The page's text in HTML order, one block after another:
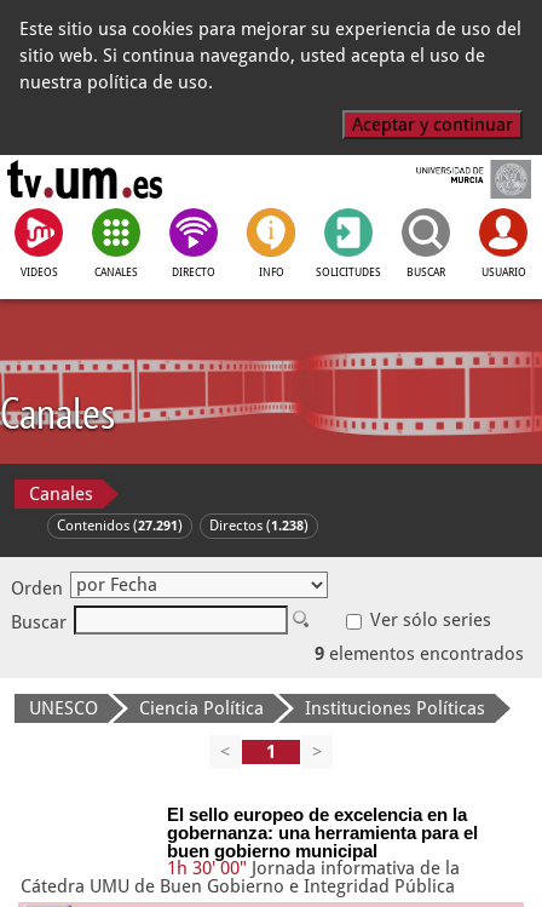
Este sitio usa cookies para mejorar su experiencia de uso del
sitio web. Si continua navegando, usted acepta el uso de
nuestra política de uso.
Aceptar y continuar
VIDEOS CANALES DIRECTO INFO SOLICITUDES BUSCAR USUARIO
Canales
Canales
Contenidos (27.291) Directos (1.238)
Orden
Buscar
Ver sólo series
9 elementos encontrados
UNESCO Ciencia Política
Instituciones Políticas
<
>
El sello europeo de excelencia en la
gobernanza: una herramienta para el
buen gobierno municipal
1h 30' 00" Jornada informativa de la
Cátedra UMU de Buen Gobierno e Integridad Pública